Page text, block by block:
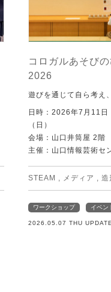
コロガルあそび
2026
遊びを通じて自ら考え
日時：2026年7月11
（日）
会場：山口井筒屋 2階
主催：山口情報芸術セ
STEAM , メディア , 造
ワークショップ イベン
2026.05.07 THU